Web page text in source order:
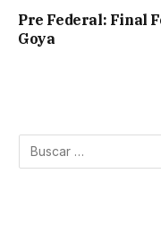
Pre Federal: Final
Goya